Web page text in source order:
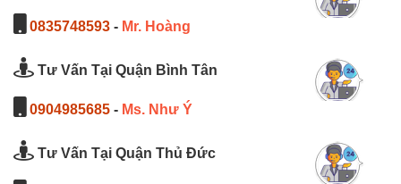
0835748593 - Mr. Hoàng
Tư Vấn Tại Quận Bình Tân
0904985685 - Ms. Như Ý
Tư Vấn Tại Quận Thủ Đức